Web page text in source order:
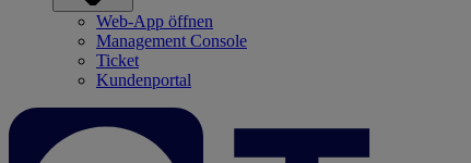
Web-App öffnen
Management Console
Ticket
Kundenportal